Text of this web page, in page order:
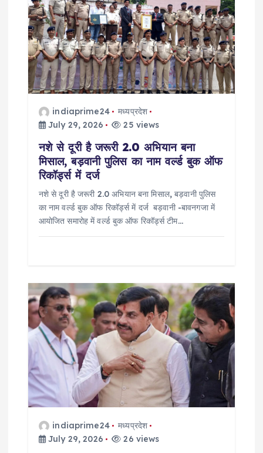
g
a
t
indiaprime24
मध्यप्रदेश
July 29, 2026
25 views
नशे से दूरी है जरूरी 2.0 अभियान बना
मिसाल, बड़वानी पुलिस का नाम वर्ल्ड बुक ऑफ
रिकॉर्ड्स में दर्ज
नशे से दूरी है जरूरी 2.0 अभियान बना मिसाल, बड़वानी पुलिस
का नाम वर्ल्ड बुक ऑफ रिकॉर्ड्स में दर्ज बड़वानी -बावनगजा में
आयोजित समारोह में वर्ल्ड बुक ऑफ रिकॉर्ड्स टीम…
indiaprime24
मध्यप्रदेश
July 29, 2026
26 views